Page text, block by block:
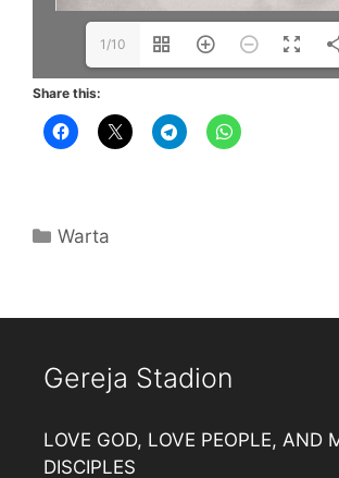
1/10
Share this:
Categories
Warta
Gereja Stadion
LOVE GOD, LOVE PEOPLE, AND
DISCIPLES